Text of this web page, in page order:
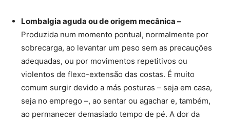
Lombalgia aguda ou de origem mecânica –
Produzida num momento pontual, normalmente por
sobrecarga, ao levantar um peso sem as precauções
adequadas, ou por movimentos repetitivos ou
violentos de flexo-extensão das costas. É muito
comum surgir devido a más posturas – seja em casa,
seja no emprego –, ao sentar ou agachar e, também,
ao permanecer demasiado tempo de pé. A dor da